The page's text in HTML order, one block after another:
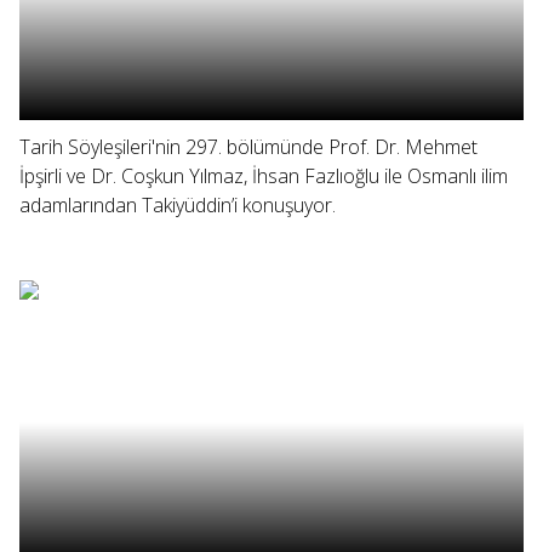
Tarih Söyleşileri'nin 297. bölümünde Prof. Dr. Mehmet
İpşirli ve Dr. Coşkun Yılmaz, İhsan Fazlıoğlu ile Osmanlı ilim
adamlarından Takiyüddin’i konuşuyor.